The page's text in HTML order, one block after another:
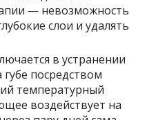
— невозможность
слои и удалять
в устранении
посредством
температурный
воздействует на